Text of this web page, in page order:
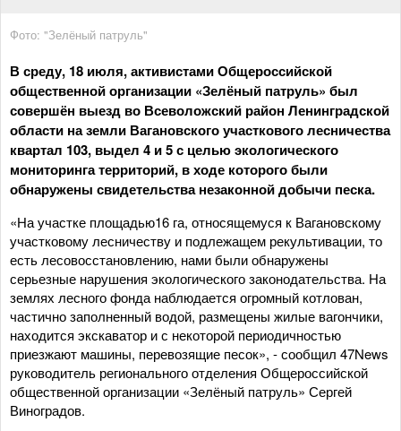
Фото: "Зелёный патруль"
В среду, 18 июля, активистами Общероссийской
общественной организации «Зелёный патруль» был
совершён выезд во Всеволожский район Ленинградской
области на земли Вагановского участкового лесничества
квартал 103, выдел 4 и 5 с целью экологического
мониторинга территорий, в ходе которого были
обнаружены свидетельства незаконной добычи песка.
«На участке площадью16 га, относящемуся к Вагановскому
участковому лесничеству и подлежащем рекультивации, то
есть лесовосстановлению, нами были обнаружены
серьезные нарушения экологического законодательства. На
землях лесного фонда наблюдается огромный котлован,
частично заполненный водой, размещены жилые вагончики,
находится экскаватор и с некоторой периодичностью
приезжают машины, перевозящие песок», - сообщил 47News
руководитель регионального отделения Общероссийской
общественной организации «Зелёный патруль» Сергей
Виноградов.